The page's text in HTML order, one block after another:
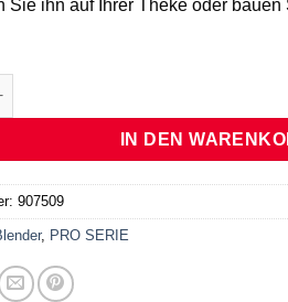
Sie ihn auf Ihrer Theke oder
750 inkl. WildSide+ Jar
IN DEN
907509
, PRO SERIE